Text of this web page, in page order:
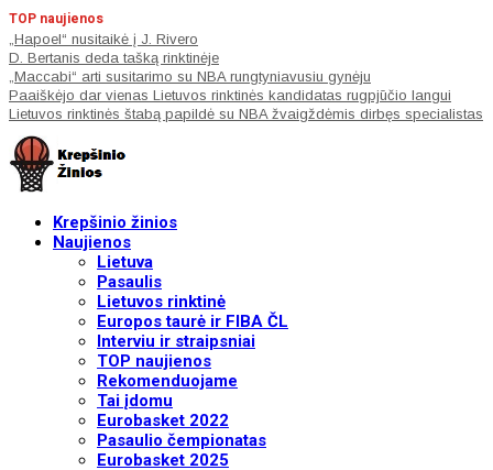
TOP naujienos
„Hapoel“ nusitaikė į J. Rivero
D. Bertanis deda tašką rinktinėje
„Maccabi“ arti susitarimo su NBA rungtyniavusiu gynėju
Paaiškėjo dar vienas Lietuvos rinktinės kandidatas rugpjūčio langui
Lietuvos rinktinės štabą papildė su NBA žvaigždėmis dirbęs specialistas
Krepšinio žinios
Naujienos
Lietuva
Pasaulis
Lietuvos rinktinė
Europos taurė ir FIBA ČL
Interviu ir straipsniai
TOP naujienos
Rekomenduojame
Tai įdomu
Eurobasket 2022
Pasaulio čempionatas
Eurobasket 2025